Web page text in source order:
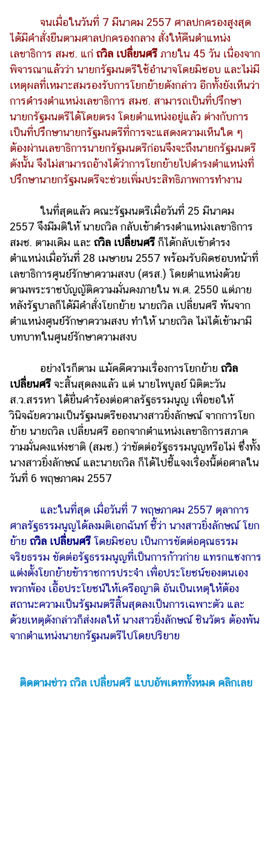
จนเมื่อในวันที่ 7 มีนาคม 2557 ศาลปกครองสูงสุด
ได้มีคำสั่งยืนตามศาลปกครองกลาง สั่งให้คืนตำแหน่ง
เลขาธิการ สมช. แก่ ถวิล เปลี่ยนศรีภายใน 45 วัน เนื่องจาก
พิจารณาแล้วว่า นายกรัฐมนตรีใช้อำนาจโดยมิชอบ และไม่มี
เหตุผลที่เหมาะสมรองรับการโยกย้ายดังกล่าว อีกทั้งยังเห็นว่า
การดำรงตำแหน่งเลขาธิการ สมช. สามารถเป็นที่ปรึกษา
นายกรัฐมนตรีได้โดยตรง โดยตำแหน่งอยู่แล้ว ต่างกับการ
เป็นที่ปรึกษานายกรัฐมนตรีที่การจะแสดงความเห็นใด ๆ
ต้องผ่านเลขาธิการนายกรัฐมนตรีก่อนจึงจะถึงนายกรัฐมนตรี
ดังนั้น จึงไม่สามารถอ้างได้ว่าการโยกย้ายไปดำรงตำแหน่งที่
ปรึกษานายกรัฐมนตรีจะช่วยเพิ่มประสิทธิภาพการทำงาน
ในที่สุดแล้ว คณะรัฐมนตรีเมื่อวันที่ 25 มีนาคม
2557 จึงมีมติให้ นายถวิล กลับเข้าดำรงตำแหน่งเลขาธิการ
สมช. ตามเดิม และ ถวิล เปลี่ยนศรีก็ได้กลับเข้าดำรง
ตำแหน่งเมื่อวันที่ 28 เมษายน 2557 พร้อมรับผิดชอบหน้าที่
เลขาธิการศูนย์รักษาความสงบ (ศรส.) โดยตำแหน่งด้วย
ตามพระราชบัญญัติความมั่นคงภายใน พ.ศ. 2550 แต่ภาย
หลังรัฐบาลก็ได้มีคำสั่งโยกย้าย นายถวิล เปลี่ยนศรี พ้นจาก
ตำแหน่งศูนย์รักษาความสงบ ทำให้ นายถวิล ไม่ได้เข้ามามี
บทบาทในศูนย์รักษาความสงบ
อย่างไรก็ตาม แม้คดีความเรื่องการโยกย้าย ถวิล
เปลี่ยนศรีจะสิ้นสุดลงแล้ว แต่ นายไพบูลย์ นิติตะวัน
ส.ว.สรรหา ได้ยื่นคำร้องต่อศาลรัฐธรรมนูญ เพื่อขอให้
วินิจฉัยความเป็นรัฐมนตรีของนางสาวยิ่งลักษณ์ จากการโยก
ย้าย นายถวิล เปลี่ยนศรี ออกจากตำแหน่งเลขาธิการสภาค
วามมั่นคงแห่งชาติ (สมช.) ว่าขัดต่อรัฐธรรมนูญหรือไม่ ซึ่งทั้ง
นางสาวยิ่งลักษณ์ และนายถวิล ก็ได้ไปชี้แจงเรื่องนี้ต่อศาลใน
วันที่ 6 พฤษภาคม 2557
และในที่สุด เมื่อวันที่ 7 พฤษภาคม 2557 ตุลาการ
ศาลรัฐธรรมนูญได้ลงมติเอกฉันท์ ชี้ว่า นางสาวยิ่งลักษณ์ โยก
ย้าย ถวิล เปลี่ยนศรีโดยมิชอบ เป็นการขัดต่อคุณธรรม
จริยธรรม ขัดต่อรัฐธรรมนูญที่เป็นการก้าวก่าย แทรกแซงการ
แต่งตั้งโยกย้ายข้าราชการประจำ เพื่อประโยชน์ของตนเอง
พวกพ้อง เอื้อประโยชน์ให้เครือญาติ อันเป็นเหตุให้ต้อง
สถานะความเป็นรัฐมนตรีสิ้นสุดลงเป็นการเฉพาะตัว และ
ด้วยเหตุดังกล่าวก็ส่งผลให้ นางสาวยิ่งลักษณ์ ชินวัตร ต้องพ้น
จากตำแหน่งนายกรัฐมนตรีไปโดยปริยาย
ติดตามข่าว ถวิล เปลี่ยนศรี แบบอัพเดททั้งหมด คลิกเลย